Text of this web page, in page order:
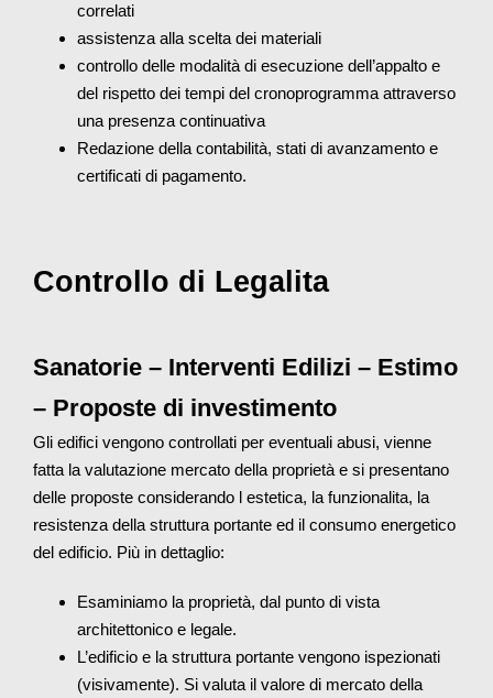
correlati
assistenza alla scelta dei materiali
controllo delle modalità di esecuzione dell’appalto e
del rispetto dei tempi del cronoprogramma attraverso
una presenza continuativa
Redazione della contabilità, stati di avanzamento e
certificati di pagamento.
Controllo di Legalita
Sanatorie – Interventi Edilizi – Estimo
– Proposte di investimento
Gli edifici vengono controllati per eventuali abusi, vienne
fatta la valutazione mercato della proprietà e si presentano
delle proposte considerando l estetica, la funzionalita, la
resistenza della struttura portante ed il consumo energetico
del edificio. Più in dettaglio:
Esaminiamo la proprietà, dal punto di vista
architettonico e legale.
L’edificio e la struttura portante vengono ispezionati
(visivamente). Si valuta il valore di mercato della